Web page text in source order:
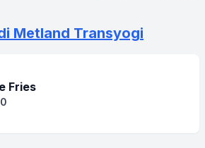
Metland Transyogi
Fries